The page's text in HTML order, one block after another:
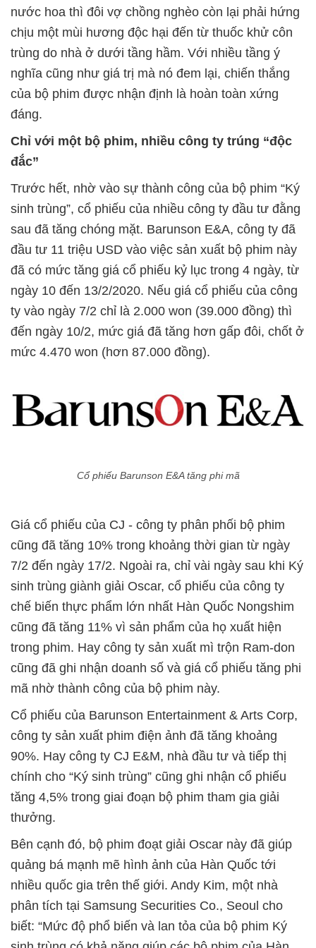
nước hoa thì đôi vợ chồng nghèo còn lại phải hứng
chịu một mùi hương độc hại đến từ thuốc khử côn
trùng do nhà ở dưới tầng hầm. Với nhiều tầng ý
nghĩa cũng như giá trị mà nó đem lại, chiến thắng
của bộ phim được nhận định là hoàn toàn xứng
đáng.
Chỉ với một bộ phim, nhiều công ty trúng “độc
đắc”
Trước hết, nhờ vào sự thành công của bộ phim “Ký
sinh trùng”, cổ phiếu của nhiều công ty đầu tư đằng
sau đã tăng chóng mặt. Barunson E&A, công ty đã
đầu tư 11 triệu USD vào việc sản xuất bộ phim này
đã có mức tăng giá cổ phiếu kỷ lục trong 4 ngày, từ
ngày 10 đến 13/2/2020. Nếu giá cổ phiếu của công
ty vào ngày 7/2 chỉ là 2.000 won (39.000 đồng) thì
đến ngày 10/2, mức giá đã tăng hơn gấp đôi, chốt ở
mức 4.470 won (hơn 87.000 đồng).
Cổ phiếu Barunson E&A tăng phi mã
Giá cổ phiếu của CJ - công ty phân phối bộ phim
cũng đã tăng 10% trong khoảng thời gian từ ngày
7/2 đến ngày 17/2. Ngoài ra, chỉ vài ngày sau khi Ký
sinh trùng giành giải Oscar, cổ phiếu của công ty
chế biến thực phẩm lớn nhất Hàn Quốc Nongshim
cũng đã tăng 11% vì sản phẩm của họ xuất hiện
trong phim. Hay công ty sản xuất mì trộn Ram-don
cũng đã ghi nhận doanh số và giá cổ phiếu tăng phi
mã nhờ thành công của bộ phim này.
Cổ phiếu của Barunson Entertainment & Arts Corp,
công ty sản xuất phim điện ảnh đã tăng khoảng
90%. Hay công ty CJ E&M, nhà đầu tư và tiếp thị
chính cho “Ký sinh trùng” cũng ghi nhận cổ phiếu
tăng 4,5% trong giai đoạn bộ phim tham gia giải
thưởng.
Bên cạnh đó, bộ phim đoạt giải Oscar này đã giúp
quảng bá mạnh mẽ hình ảnh của Hàn Quốc tới
nhiều quốc gia trên thế giới. Andy Kim, một nhà
phân tích tại Samsung Securities Co., Seoul cho
biết: “Mức độ phổ biến và lan tỏa của bộ phim Ký